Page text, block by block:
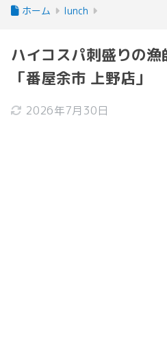
ホーム lunch
ハイコスパ刺盛りの
「番屋余市 上野店」
2026年7月30日